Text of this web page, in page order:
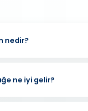
nedir?
ne iyi gelir?